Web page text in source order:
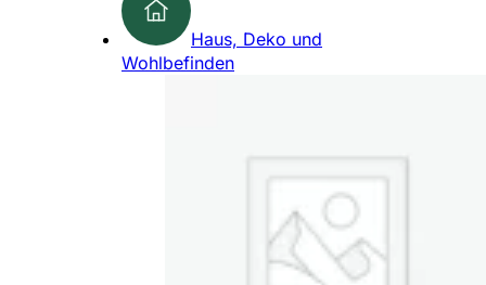
Haus, Deko und
Wohlbefinden